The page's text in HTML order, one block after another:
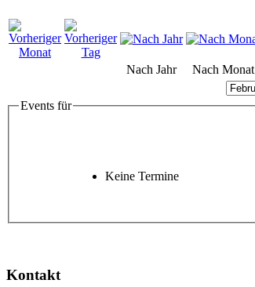
Nach Jahr Nach Monat
Events für
Keine Termine
Kontakt